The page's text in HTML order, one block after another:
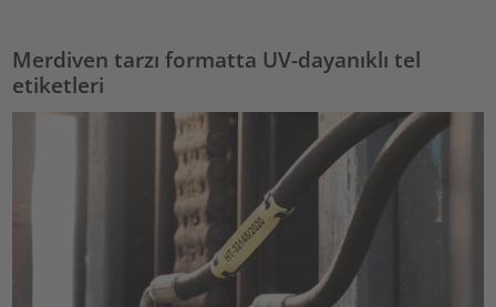
Merdiven tarzı formatta UV-dayanıklı tel
etiketleri